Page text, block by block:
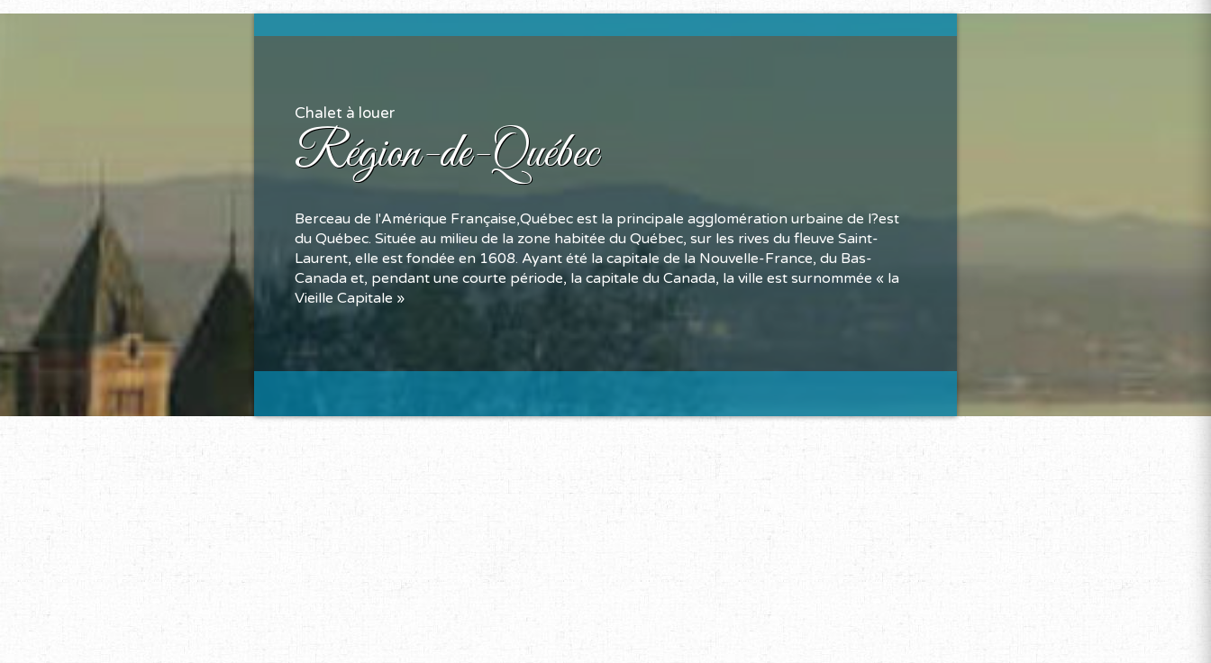
Chalet à louer
Région-de-Québec
Berceau de l'Amérique Française,Québec est la principale agglomération urbaine de l?est
du Québec. Située au milieu de la zone habitée du Québec, sur les rives du fleuve Saint-
Laurent, elle est fondée en 1608. Ayant été la capitale de la Nouvelle-France, du Bas-
Canada et, pendant une courte période, la capitale du Canada, la ville est surnommée « la
Vieille Capitale »